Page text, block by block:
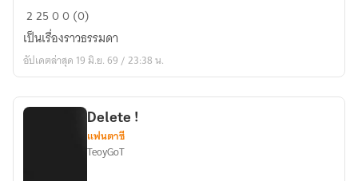
เขียน
ให้
คิด(คิด
แบบ
ได้
22500 (0)
เป็นเรื่องราวธรรมดา
อัปเดตล่าสุด 19 มิ.ย. 69 / 23:38 น.
Delete !
แฟนตาซี
TeoyGoT